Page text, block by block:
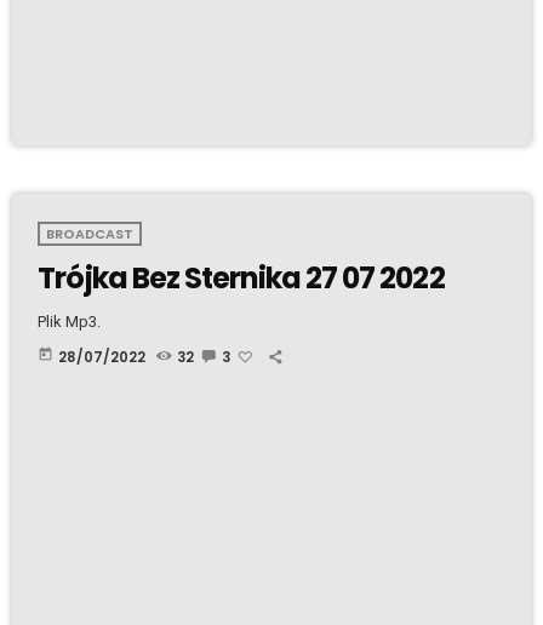
BROADCAST
Trójka Bez Sternika 27 07 2022
Plik Mp3.
today 28/07/2022 32 3